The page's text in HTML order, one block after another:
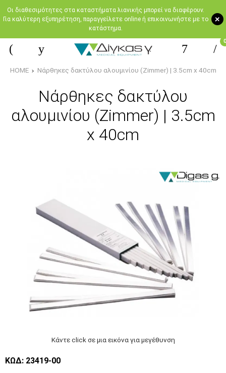
+
Oι διαθεσιμότητες στα καταστήματα λιανικής μπορεί να διαφέρουν.
Για καλύτερη εξυπηρέτηση, παραγγείλετε online ή επικοινωνήστε με το
κατάστημα.
0
HOME Νάρθηκες δακτύλου αλουμινίου (Zimmer) | 3.5cm x 40cm
Νάρθηκες δακτύλου
αλουμινίου (Zimmer) | 3.5cm
x 40cm
Κάντε click σε μια εικόνα για μεγέθυνση
ΚΩΔ: 23419-00